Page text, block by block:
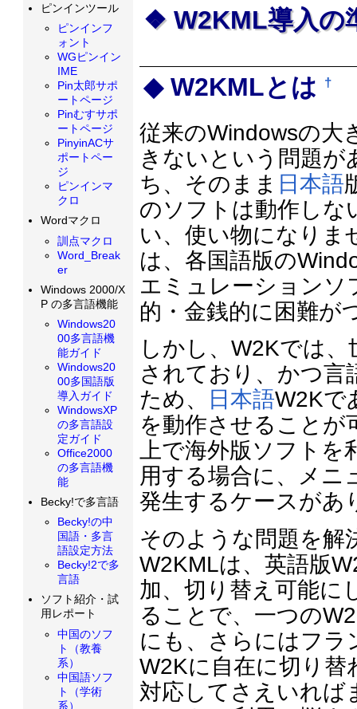
W2KML導入の
W2KMLとは †
従来のWindowsの大
きないという問題が
ち、そのまま 日本語
のソフトは動作しな
い、使い物になりま
は、各国語版の
エミュレーションソ
的・金銭的に困難が
しかし、W2Kでは
されており、かつ言
ため、
日本語W2Kで
を動作させることが
上で海外版ソフトを
用する場合に、メニ
発生するケースがあ
そのような問題を解
W2KMLは、英語版
加、切り替え可能に
ることで、一つの
にも、さらにはフラ
W2Kに自在に切り替
対応してさえいれば
ピンインツール
ピンインフ
ォント
WGピンイン
IME
Pin太郎サポ
ートページ
Pinむすサポ
ートページ
PinyinACサ
ポートペー
ジ
ピンインマ
クロ
Wordマクロ
訓点マクロ
Word_Break
er
Windows 2000/X
P の多言語機能
Windows20
00多言語機
能ガイド
Windows20
00多国語版
導入ガイド
WindowsXP
の多言語設
定ガイド
Office2000
の多言語機
能
Becky!で多言語
Becky!の中
国語・多言
語設定方法
Becky!2で多
言語
ソフト紹介・試
用レポート
中国のソフ
ト（教養
系）
中国語ソフ
ト（学術
系）